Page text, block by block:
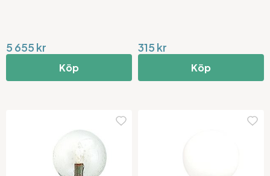
5 655 kr
Köp
315 kr
Köp